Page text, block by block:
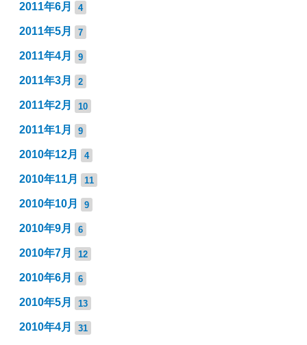
2011年6月 4
2011年5月 7
2011年4月 9
2011年3月 2
2011年2月 10
2011年1月 9
2010年12月 4
2010年11月 11
2010年10月 9
2010年9月 6
2010年7月 12
2010年6月 6
2010年5月 13
2010年4月 31